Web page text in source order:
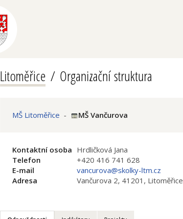
Litoměřice Organizační struktura
MŠ Litoměřice - MŠ Vančurova
Kontaktní osoba Hrdličková Jana
Telefon
+420 416 741 628
E-mail
vancurova@skolky-ltm.cz
Adresa
Vančurova 2, 41201, Litoměřice